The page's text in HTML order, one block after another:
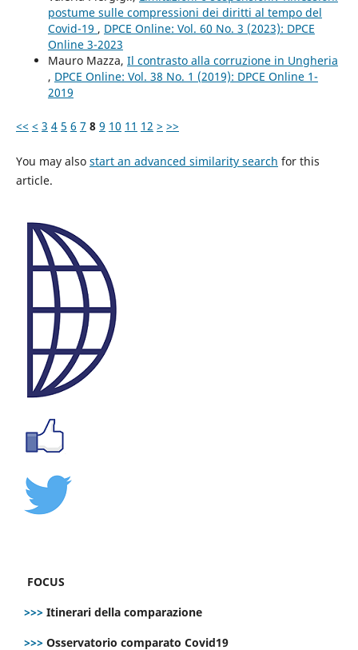
postume sulle compressioni dei diritti al tempo del
Covid-19 , DPCE Online: Vol. 60 No. 3 (2023): DPCE
Online 3-2023
Mauro Mazza, Il contrasto alla corruzione in Ungheria
, DPCE Online: Vol. 38 No. 1 (2019): DPCE Online 1-
2019
<< < 3 4 5 6 7 8 9 10 11 12 > >>
You may also start an advanced similarity search for this
article.
FOCUS
>>> Itinerari della comparazione
>>> Osservatorio comparato Covid19